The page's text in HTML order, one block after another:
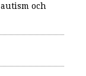
och